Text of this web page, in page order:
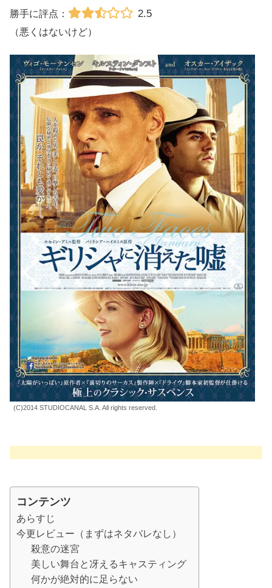
勝手に評点： 2.5
（悪くはないけど）
(C)2014 STUDIOCANAL S.A. All rights reserved.
コンテンツ
あらすじ
今更レビュー（まずはネタバレなし）
殺意の迷宮
美しい舞台と冴えるキャスティング
何かが絶対的に足らない